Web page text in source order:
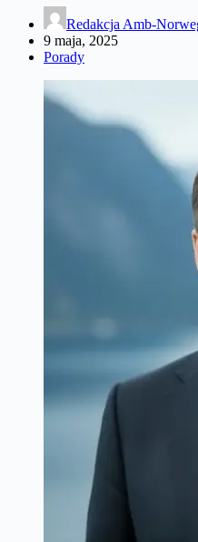
Redakcja Amb-
9 maja, 2025
Porady